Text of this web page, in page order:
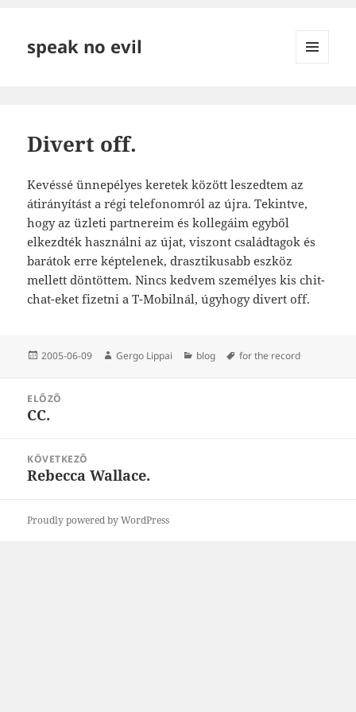
speak no evil
Divert off.
Kevéssé ünnepélyes keretek között leszedtem az
átirányítást a régi telefonomról az újra. Tekintve,
hogy az üzleti partnereim és kollegáim egyből
elkezdték használni az újat, viszont családtagok és
barátok erre képtelenek, drasztikusabb eszköz
mellett döntöttem. Nincs kedvem személyes kis chit-
chat-eket fizetni a T-Mobilnál, úgyhogy divert off.
Közzétéve
2005-06-09 Szerző
Gergo Lippai Kategória
blog Címke
for the record
navigáció
ELŐZŐ
Korábbi
CC.
KÖVETKEZŐ
Következő
Rebecca Wallace.
Proudly powered by WordPress